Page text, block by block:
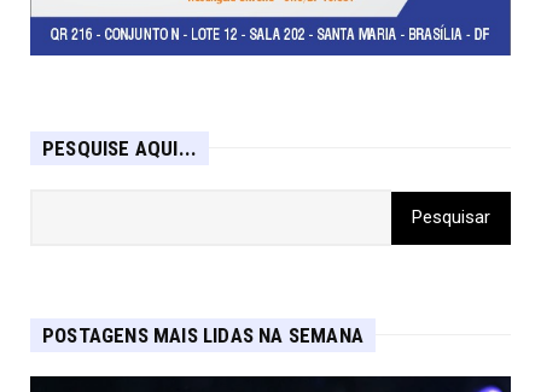
PESQUISE AQUI...
POSTAGENS MAIS LIDAS NA SEMANA